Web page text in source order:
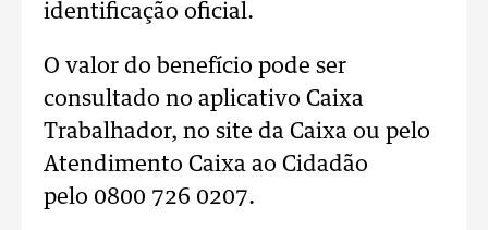
identificação oficial.
O valor do benefício pode ser
consultado no aplicativo Caixa
Trabalhador, no site da Caixa ou pelo
Atendimento Caixa ao Cidadão
pelo 0800 726 0207.